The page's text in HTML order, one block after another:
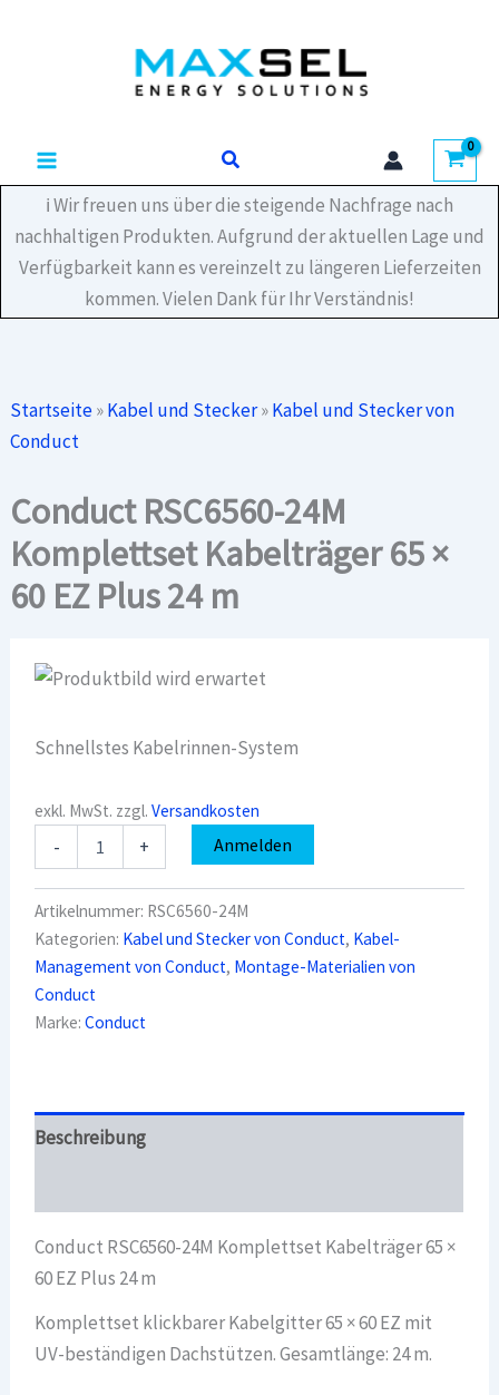
Suchen
ℹ️ Wir freuen uns über die steigende Nachfrage nach
nachhaltigen Produkten. Aufgrund der aktuellen Lage und
Verfügbarkeit kann es vereinzelt zu längeren Lieferzeiten
kommen. Vielen Dank für Ihr Verständnis!
Startseite»Kabel und Stecker»Kabel und Stecker von
Conduct
Conduct RSC6560-24M
Komplettset Kabelträger 65 ×
60 EZ Plus 24 m
Schnellstes Kabelrinnen-System
exkl. MwSt. zzgl.Versandkosten
-
RSC6560-
Komplettset
Kabelträger
65
×
60
EZ
Plus
+ Anmelden
Artikelnummer: RSC6560-24M
Kategorien: Kabel und Stecker von Conduct, Kabel-
Management von Conduct, Montage-Materialien von
Conduct
Marke:Conduct
Beschreibung
Conduct RSC6560-24M Komplettset Kabelträger 65 ×
60 EZ Plus 24 m
Komplettset klickbarer Kabelgitter 65 × 60 EZ mit
UV-beständigen Dachstützen. Gesamtlänge: 24 m.